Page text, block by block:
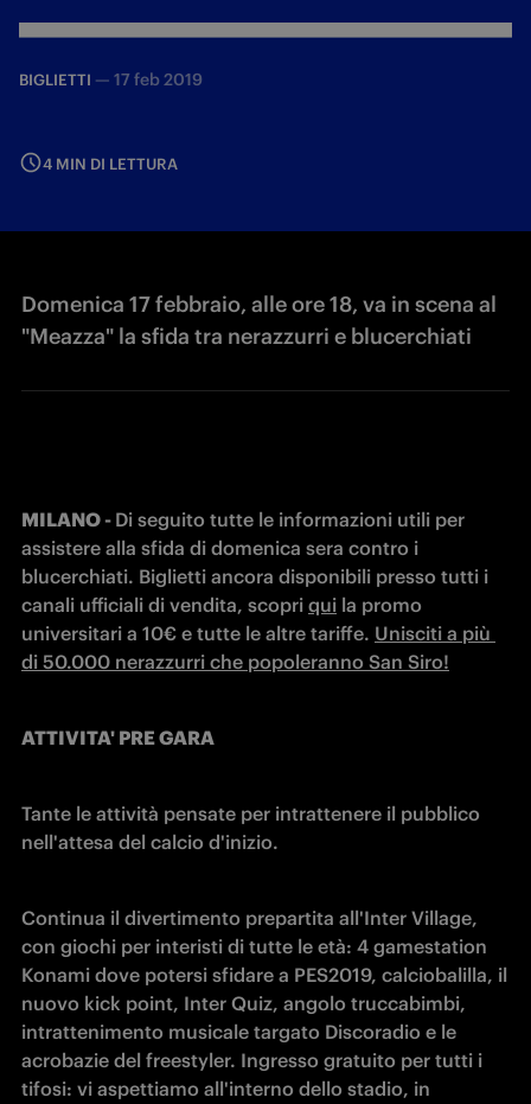
BIGLIETTI — 17 feb 2019
4 MIN DI LETTURA
Domenica 17 febbraio, alle ore 18, va in scena al
"Meazza" la sfida tra nerazzurri e blucerchiati
MILANO - Di seguito tutte le informazioni utili per
assistere alla sfida di domenica sera contro i
blucerchiati. Biglietti ancora disponibili presso tutti i
canali ufficiali di vendita, scopri qui la promo
universitari a 10€ e tutte le altre tariffe. Unisciti a più
di 50.000 nerazzurri che popoleranno San Siro!
ATTIVITA' PRE GARA
Tante le attività pensate per intrattenere il pubblico
nell'attesa del calcio d'inizio.
Continua il divertimento prepartita all'Inter Village,
con giochi per interisti di tutte le età: 4 gamestation
Konami dove potersi sfidare a PES2019, calciobalilla, il
nuovo kick point, Inter Quiz, angolo truccabimbi,
intrattenimento musicale targato Discoradio e le
acrobazie del freestyler. Ingresso gratuito per tutti i
tifosi: vi aspettiamo all'interno dello stadio, in